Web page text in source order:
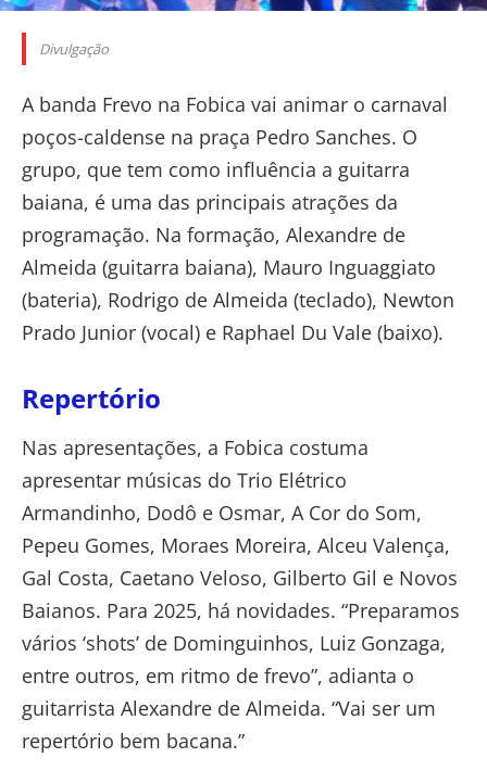
Divulgação
A banda Frevo na Fobica vai animar o carnaval
poços-caldense na praça Pedro Sanches. O
grupo, que tem como influência a guitarra
baiana, é uma das principais atrações da
programação. Na formação, Alexandre de
Almeida (guitarra baiana), Mauro Inguaggiato
(bateria), Rodrigo de Almeida (teclado), Newton
Prado Junior (vocal) e Raphael Du Vale (baixo).
Repertório
Nas apresentações, a Fobica costuma
apresentar músicas do Trio Elétrico
Armandinho, Dodô e Osmar, A Cor do Som,
Pepeu Gomes, Moraes Moreira, Alceu Valença,
Gal Costa, Caetano Veloso, Gilberto Gil e Novos
Baianos. Para 2025, há novidades. “Preparamos
vários ‘shots’ de Dominguinhos, Luiz Gonzaga,
entre outros, em ritmo de frevo”, adianta o
guitarrista Alexandre de Almeida. “Vai ser um
repertório bem bacana.”